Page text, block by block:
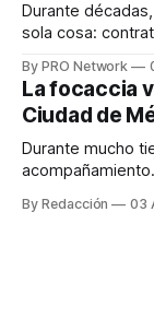
Durante
sola cosa:
para los textos,
para encontrar
llamadas y
By PRO Network
La focaccia
Ciudad de
Durante mucho
artesanal,
By Redacción 03